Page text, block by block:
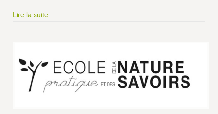
Lire la suite